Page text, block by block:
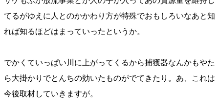
てるがゆえに人とのかかわり方が特殊でおもしろいなあと知
れば知るほどはまっていったというか。
でかくていっぱい川に上がってくるから捕獲器なんかもやた
ら大掛かりでとんちの効いたものがでてきたり。あ、これは
今後取材していきますが。